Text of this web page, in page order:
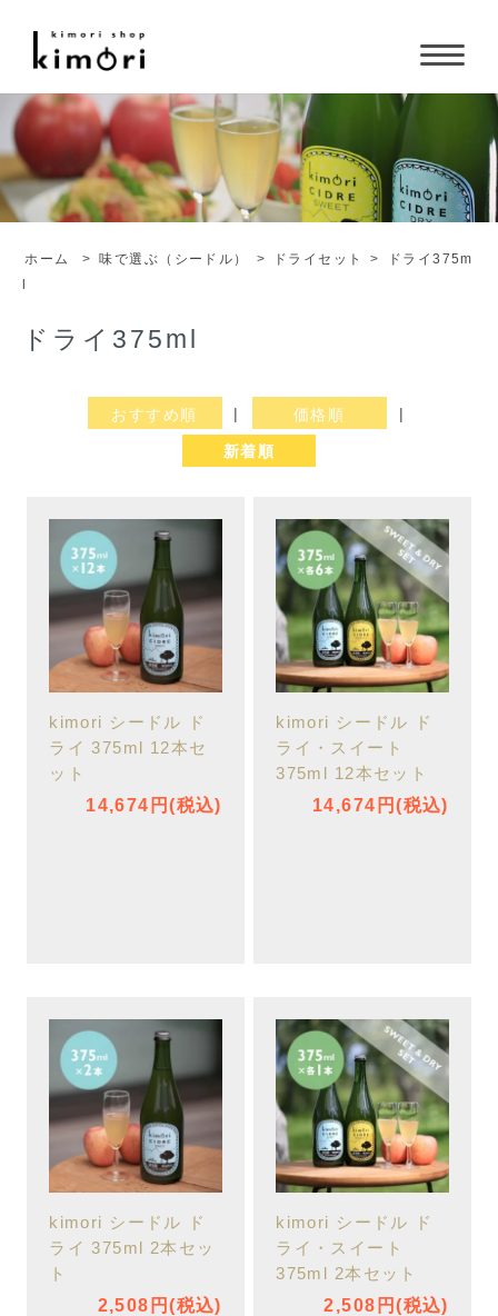
ホーム > 味で選ぶ（シードル） > ドライセット >
ドライ375m
ドライ375ml
おすすめ順 価格順
新着順
kimori シードル ド
ライ 375ml 12本セ
ット
14,674円(税込)
kimori シードル ド
ライ・スイート
375ml 12本セット
14,674円(税込)
kimori シードル ド
ライ 375ml 2本セッ
ト
2,508円(税込)
kimori シードル ド
ライ・スイート
375ml 2本セット
2,508円(税込)